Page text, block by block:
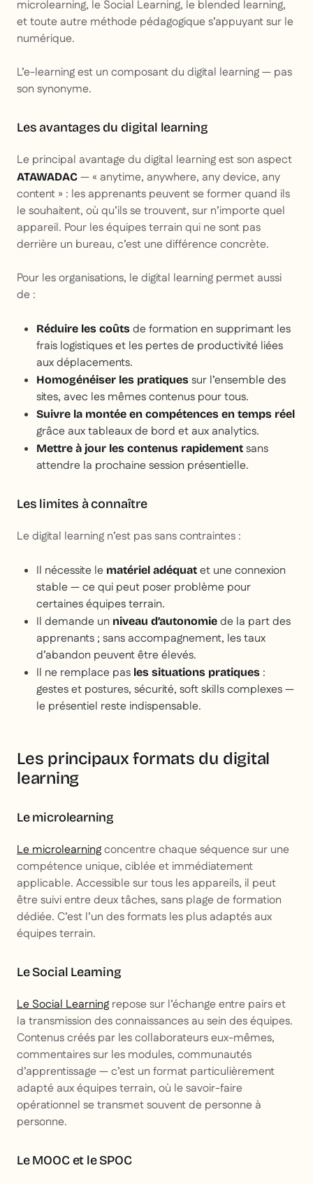
microlearning, le Social Learning, le blended learning,
et toute autre méthode pédagogique s’appuyant sur le
numérique.
L’e-learning est un composant du digital learning — pas
son synonyme.
Les avantages du digital learning
Le principal avantage du digital learning est son aspect
ATAWADAC — « anytime, anywhere, any device, any
content » : les apprenants peuvent se former quand ils
le souhaitent, où qu’ils se trouvent, sur n’importe quel
appareil. Pour les équipes terrain qui ne sont pas
derrière un bureau, c’est une différence concrète.
Pour les organisations, le digital learning permet aussi
de :
Réduire les coûts de formation en supprimant les
frais logistiques et les pertes de productivité liées
aux déplacements.
Homogénéiser les pratiques sur l’ensemble des
sites, avec les mêmes contenus pour tous.
Suivre la montée en compétences en temps réel
grâce aux tableaux de bord et aux analytics.
Mettre à jour les contenus rapidement sans
attendre la prochaine session présentielle.
Les limites à connaître
Le digital learning n’est pas sans contraintes :
Il nécessite le matériel adéquat et une connexion
stable — ce qui peut poser problème pour
certaines équipes terrain.
Il demande un niveau d’autonomie de la part des
apprenants ; sans accompagnement, les taux
d’abandon peuvent être élevés.
Il ne remplace pas les situations pratiques :
gestes et postures, sécurité, soft skills complexes —
le présentiel reste indispensable.
Les principaux formats du digital
learning
Le microlearning
Le microlearningconcentre chaque séquence sur une
compétence unique, ciblée et immédiatement
applicable. Accessible sur tous les appareils, il peut
être suivi entre deux tâches, sans plage de formation
dédiée. C’est l’un des formats les plus adaptés aux
équipes terrain.
Le Social Learning
Le Social Learning repose sur l’échange entre pairs et
la transmission des connaissances au sein des équipes.
Contenus créés par les collaborateurs eux-mêmes,
commentaires sur les modules, communautés
d’apprentissage — c’est un format particulièrement
adapté aux équipes terrain, où le savoir-faire
opérationnel se transmet souvent de personne à
personne.
Le MOOC et le SPOC